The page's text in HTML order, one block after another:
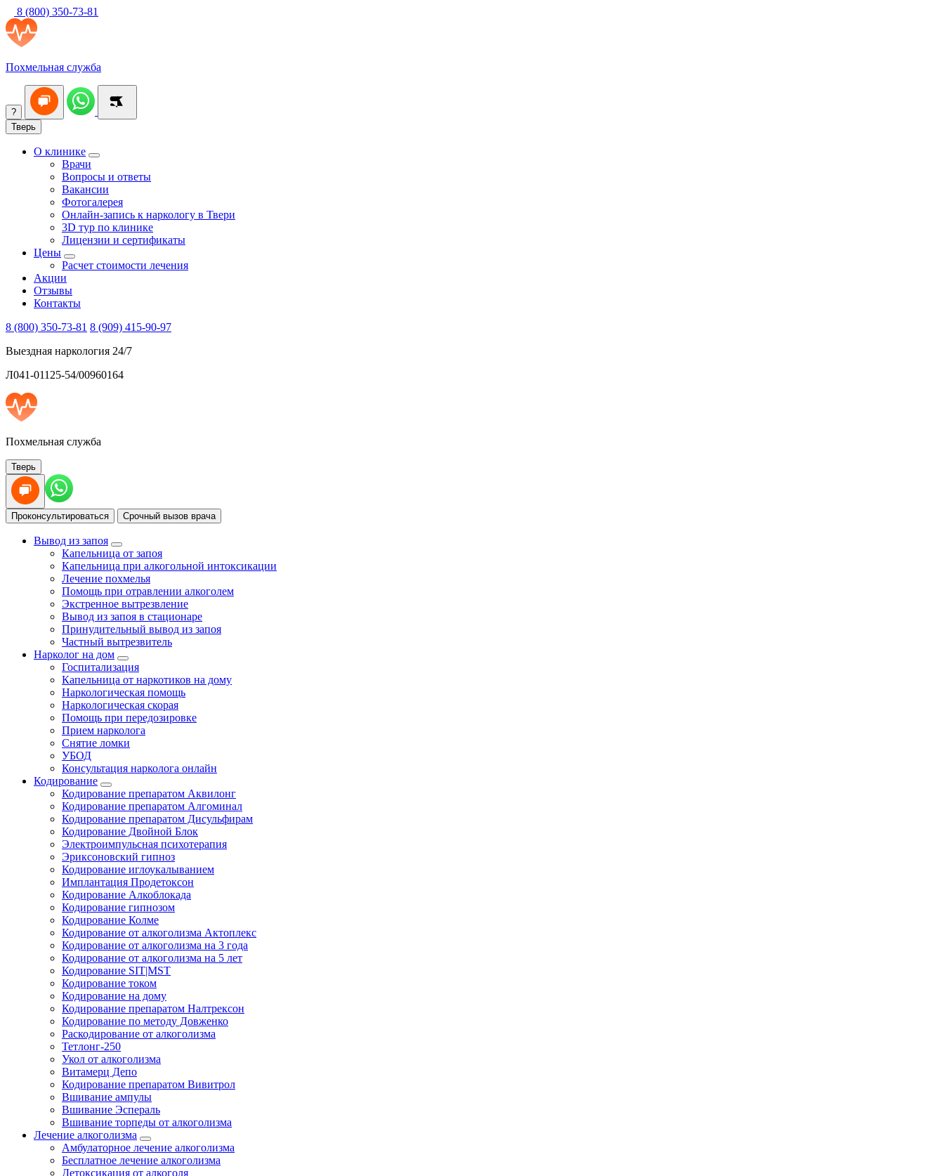
8 (800) 350-73-81
Похмельная служба
?
Тверь
О клинике
Врачи
Вопросы и ответы
Вакансии
Фотогалерея
Онлайн-запись к наркологу в Твери
3D тур по клинике
Лицензии и сертификаты
Цены
Расчет стоимости лечения
Акции
Отзывы
Контакты
8 (800) 350-73-81 8 (909) 415-90-97
Выездная наркология 24/7
Л041-01125-54/00960164
Похмельная служба
Тверь
Проконсультироваться Срочный вызов врача
Вывод из запоя
Капельница от запоя
Капельница при алкогольной интоксикации
Лечение похмелья
Помощь при отравлении алкоголем
Экстренное вытрезвление
Вывод из запоя в стационаре
Принудительный вывод из запоя
Частный вытрезвитель
Нарколог на дом
Госпитализация
Капельница от наркотиков на дому
Наркологическая помощь
Наркологическая скорая
Помощь при передозировке
Прием нарколога
Снятие ломки
УБОД
Консультация нарколога онлайн
Кодирование
Кодирование препаратом Аквилонг
Кодирование препаратом Алгоминал
Кодирование препаратом Дисульфирам
Кодирование Двойной Блок
Электроимпульсная психотерапия
Эриксоновский гипноз
Кодирование иглоукалыванием
Имплантация Продетоксон
Кодирование Алкоблокада
Кодирование гипнозом
Кодирование Колме
Кодирование от алкоголизма Актоплекс
Кодирование от алкоголизма на 3 года
Кодирование от алкоголизма на 5 лет
Кодирование SIT|MST
Кодирование током
Кодирование на дому
Кодирование препаратом Налтрексон
Кодирование по методу Довженко
Раскодирование от алкоголизма
Тетлонг-250
Укол от алкоголизма
Витамерц Депо
Кодирование препаратом Вивитрол
Вшивание ампулы
Вшивание Эспераль
Вшивание торпеды от алкоголизма
Лечение алкоголизма
Амбулаторное лечение алкоголизма
Бесплатное лечение алкоголизма
Детоксикация от алкоголя